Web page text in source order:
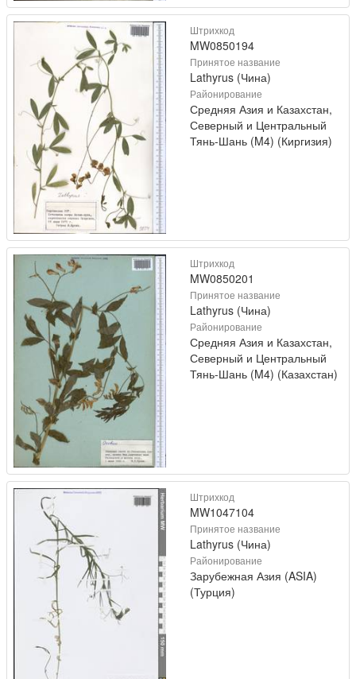
Штрихкод
MW0850194
Принятое название
Lathyrus (Чина)
Районирование
Средняя Азия и Казахстан,
Северный и Центральный
Тянь-Шань (M4) (Киргизия)
Штрихкод
MW0850201
Принятое название
Lathyrus (Чина)
Районирование
Средняя Азия и Казахстан,
Северный и Центральный
Тянь-Шань (M4) (Казахстан)
Штрихкод
MW1047104
Принятое название
Lathyrus (Чина)
Районирование
Зарубежная Азия (ASIA)
(Турция)